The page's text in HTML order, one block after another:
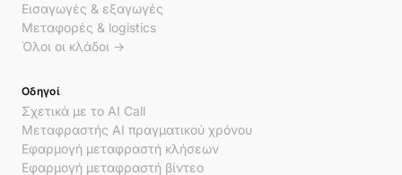
Εισαγωγές & εξαγωγές
Μεταφορές & logistics
Όλοι οι κλάδοι →
Οδηγοί
Σχετικά με το AI Call
Μεταφραστής AI πραγματικού χρόνου
Εφαρμογή μεταφραστή κλήσεων
Εφαρμογή μεταφραστή βίντεο